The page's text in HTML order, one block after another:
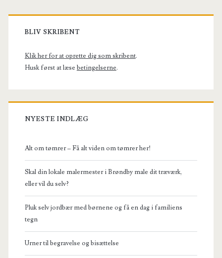
Primary
Sidebar
BLIV SKRIBENT
Klik her for at oprette dig som skribent.
Husk først at læse betingelserne.
NYESTE INDLÆG
Alt om tømrer – Få alt viden om tømrer her!
Skal din lokale malermester i Brøndby male dit træværk,
eller vil du selv?
Pluk selv jordbær med børnene og få en dag i familiens
tegn
Urner til begravelse og bisættelse